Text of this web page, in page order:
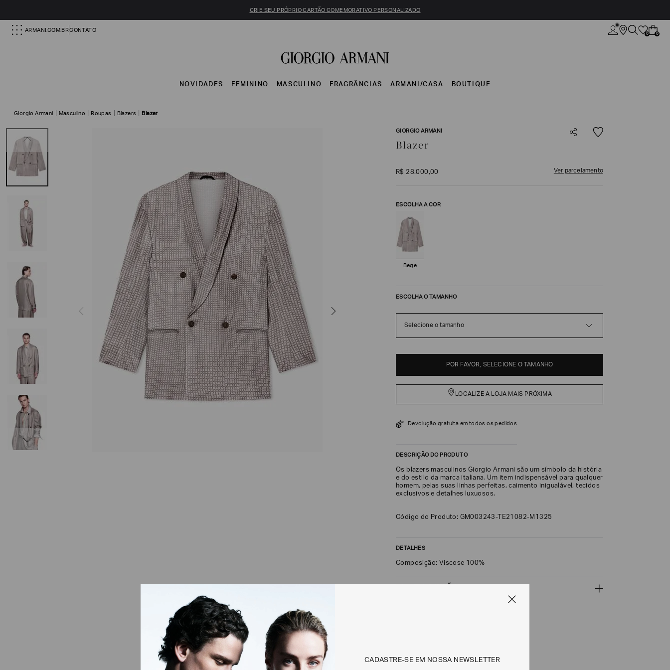
CRIE SEU PRÓPRIO CARTÃO COMEMORATIVO PERSONALIZADO
ARMANI.COM.BRCONTATO
0 0
NOVIDADES FEMININO MASCULINO FRAGRÂNCIAS ARMANI/CASA BOUTIQUE
Giorgio Armani Masculino Roupas Blazers Blazer
GIORGIO ARMANI
Blazer
R$ 28.000,00 Ver parcelamento
ESCOLHA A COR
Bege
ESCOLHA O TAMANHO
Selecione o tamanho
POR FAVOR, SELECIONE O TAMANHO
R$28.000 LOCALIZE A LOJA MAIS PRÓXIMA
Devolução gratuita em todos os pedidos
DESCRIÇÃO DO PRODUTO
Os blazers masculinos Giorgio Armani são um símbolo da história
e do estilo da marca italiana. Um item indispensável para qualquer
homem, pelas suas linhas perfeitas, caimento inigualável, tecidos
exclusivos e detalhes luxuosos.
Código do Produto: GM003243-TE21082-M1325
DETALHES
Composição: Viscose 100%
CADASTRE-SE EM NOSSA NEWSLETTER